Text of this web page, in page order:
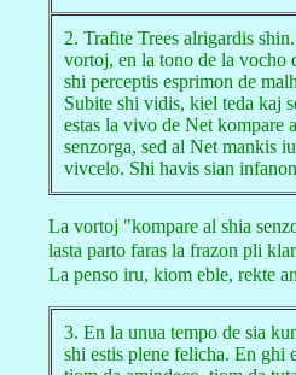
2. Trafite Trees alrigardis
vortoj, en la tono de la vocho
shi perceptis esprimon de
Subite shi vidis, kiel teda kaj
estas la vivo de Net kompare
senzorga, sed al Net mankis iu
vivcelo. Shi havis sian
La vortoj "kompare al shia
lasta parto faras la frazon pli
La penso iru, kiom eble, rekte
3. En la unua tempo de sia
shi estis plene felicha. En ghi